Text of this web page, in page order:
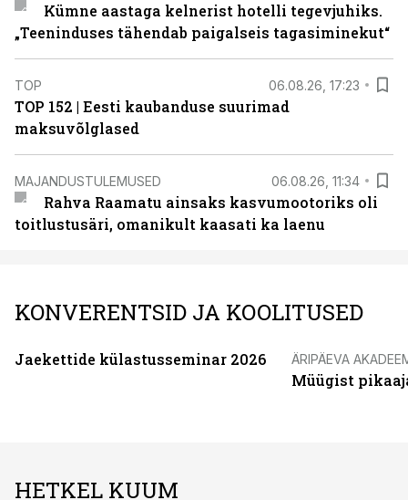
Kümne aastaga kelnerist hotelli tegevjuhiks.
„Teeninduses tähendab paigalseis tagasiminekut“
TOP 06.08.26, 17:23
TOP 152 | Eesti kaubanduse suurimad
maksuvõlglased
MAJANDUSTULEMUSED 06.08.26, 11:34
Rahva Raamatu ainsaks kasvumootoriks oli
toitlustusäri, omanikult kaasati ka laenu
KONVERENTSID JA KOOLITUSED
Jaekettide külastusseminar 2026 ÄRIPÄEVA
Müügist
HETKEL KUUM